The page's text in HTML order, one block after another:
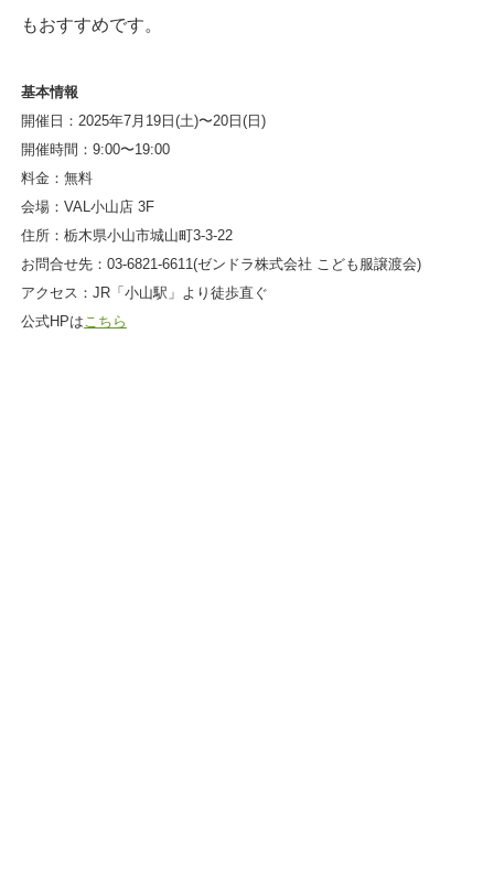
もおすすめです。
基本情報
開催日：2025年7月19日(土)〜20日(日)
開催時間：9:00〜19:00
料金：無料
会場：VAL小山店 3F
住所：栃木県小山市城山町3-3-22
お問合せ先：03-6821-6611(ゼンドラ株式会社 こども服譲渡会)
アクセス：JR「小山駅」より徒歩直ぐ
公式HPは こちら